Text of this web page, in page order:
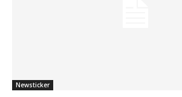
Newsticker